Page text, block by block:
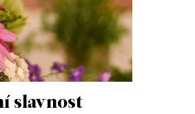
slavnost